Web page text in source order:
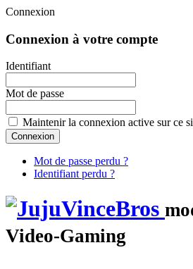
Connexion
Connexion à votre compte
Identifiant
Mot de passe
Maintenir la connexion active sur ce
Mot de passe perdu ?
Identifiant perdu ?
Video-Gaming